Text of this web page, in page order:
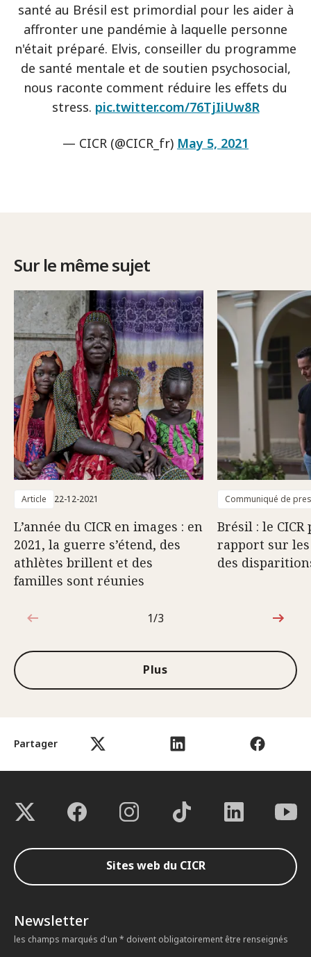
Partager
santé au Brésil est primordial pour les aider à
affronter une pandémie à laquelle personne
n'était préparé. Elvis, conseiller du programme
de santé mentale et de soutien psychosocial,
nous raconte comment réduire les effets du
stress. pic.twitter.com/76TjIiUw8R
— CICR (@CICR_fr) May 5, 2021
Sur le même sujet
Article 22-12-2021
L’année du CICR en images : en
2021, la guerre s’étend, des
athlètes brillent et des
familles sont réunies
Communiqué de
Brésil : le
rapport sur les
des
1sur3
1/3
Plus
Sites web du CICR
Newsletter
les champs marqués d'un * doivent obligatoirement être renseignés